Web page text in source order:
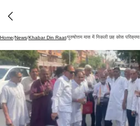
Home/News/Khabar Din Raat/पुरुषोत्तम मास में निकली छह कोस परिक्रमा